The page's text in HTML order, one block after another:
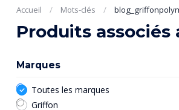
Accueil / Mots-clés /
Produits
Marques
Toutes les marques
Griffon